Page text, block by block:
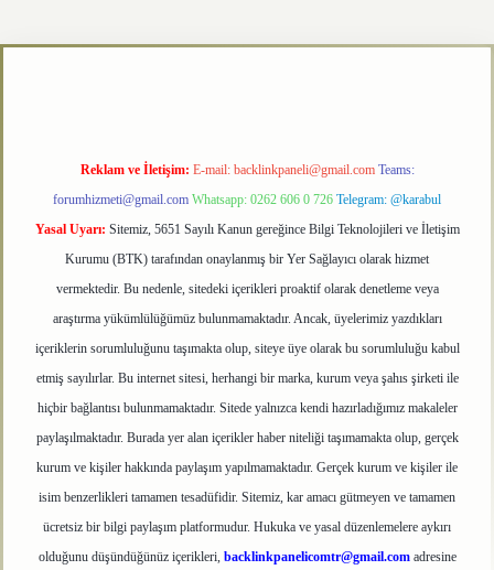
Reklam ve İletişim: E-mail: backlinkpaneli@gmail.com Teams:
forumhizmeti@gmail.com Whatsapp: 0262 606 0 726 Telegram: @karabul
Yasal Uyarı: Sitemiz, 5651 Sayılı Kanun gereğince Bilgi Teknolojileri ve İletişim
Kurumu (BTK) tarafından onaylanmış bir Yer Sağlayıcı olarak hizmet
vermektedir. Bu nedenle, sitedeki içerikleri proaktif olarak denetleme veya
araştırma yükümlülüğümüz bulunmamaktadır. Ancak, üyelerimiz yazdıkları
içeriklerin sorumluluğunu taşımakta olup, siteye üye olarak bu sorumluluğu kabul
etmiş sayılırlar. Bu internet sitesi, herhangi bir marka, kurum veya şahıs şirketi ile
hiçbir bağlantısı bulunmamaktadır. Sitede yalnızca kendi hazırladığımız makaleler
paylaşılmaktadır. Burada yer alan içerikler haber niteliği taşımamakta olup, gerçek
kurum ve kişiler hakkında paylaşım yapılmamaktadır. Gerçek kurum ve kişiler ile
isim benzerlikleri tamamen tesadüfidir. Sitemiz, kar amacı gütmeyen ve tamamen
ücretsiz bir bilgi paylaşım platformudur. Hukuka ve yasal düzenlemelere aykırı
olduğunu düşündüğünüz içerikleri, backlinkpanelicomtr@gmail.comadresine